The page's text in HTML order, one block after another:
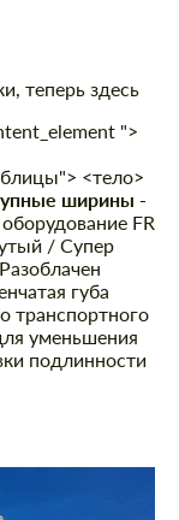
теперь здесь
">
<тело>
ширины -
FR
/ Супер
Разоблачен
губа
транспортного
уменьшения
подлинности